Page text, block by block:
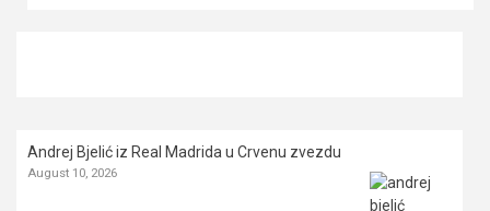
Andrej Bjelić iz Real Madrida u Crvenu zvezdu
August 10, 2026